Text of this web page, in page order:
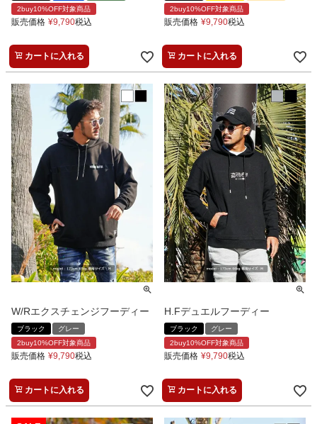
2buy10%OFF対象商品
販売価格 ¥9,790税込
カートに入れる
2buy10%OFF対象商品
販売価格 ¥9,790税込
カートに入れる
W/Rエクスチェンジフーディー
ブラック
グレー
2buy10%OFF対象商品
販売価格 ¥9,790税込
カートに入れる
H.Fデュエルフーディー
ブラック
グレー
2buy10%OFF対象商品
販売価格 ¥9,790税込
カートに入れる